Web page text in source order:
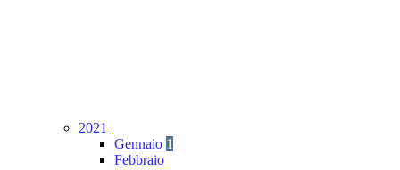
2021
Gennaio 1
Febbraio